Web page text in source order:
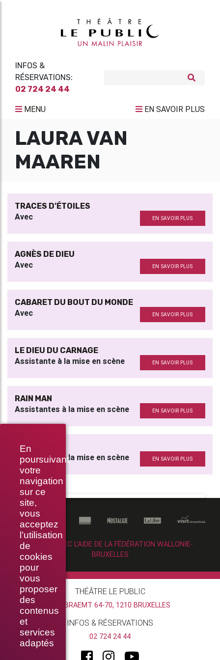
En
poursuivant
votre
navigation
sur ce
site,
vous
acceptez
l’utilisation
de
cookies
pour
vous
proposer
des
contenus
et
services
adaptés
INFOS &
RÉSERVATIONS:
02 724 24 44
MENU EN SAVOIR PLUS
LAURA VAN
MAAREN
TRACES D’ÉTOILES
Avec EN SAVOIR PLUS
AGNÈS DE DIEU
Avec EN SAVOIR PLUS
CABARET DU BOUT DU MONDE
Avec EN SAVOIR PLUS
LE DIEU DU CARNAGE
Assistante à la mise en scène EN SAVOIR PLUS
RAIN MAN
Assistantes à la mise en scène EN SAVOIR PLUS
RAIN MAN
Assistantes à la mise en scène EN SAVOIR PLUS
RÉALISÉ AVEC L’AIDE DE LA FÉDÉRATION WALLONIE-
BRUXELLES
THÉÂTRE LE PUBLIC
RUE BRAEMT 64-70, 1210 BRUXELLES
INFOS & RÉSERVATIONS
02 724 24 44